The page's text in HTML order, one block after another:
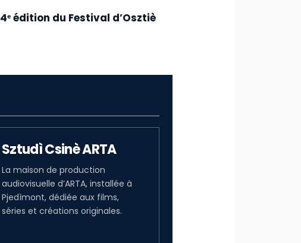
4ᵉ édition du Festival d’Osztiè
Sztudì Csinè ARTA
La maison de production
audiovisuelle d’ARTA, installée à
Pjedìmont, dédiée aux films,
séries et créations originales.